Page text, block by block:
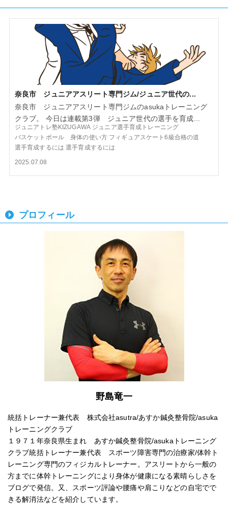
奈良市 ジュニアアスリート専門ジム/ジュニア世代の...
奈良市 ジュニアアスリート専門ジムのasukaトレーニング
クラブ。 今日は連載第3弾 ジュニア世代の選手を育成...
ジュニアトレ塾KIZUGAWA ジュニア選手育成トレーニング
バスケットボール 身体の使い方 フィギュアスケート6級合格の道
選手育成するには 選手育成するには
2025.07.08
プロフィール
野島竜一
統括トレーナー兼代表 株式会社asutra/あすか鍼灸整骨院/asuka
トレーニングクラブ
１９７１年奈良県生まれ あすか鍼灸整骨院/asukaトレーニング
クラブ統括トレーナー兼代表 スポーツ障害専門の治療家/体幹ト
レーニング専門のフィジカルトレーナー。アスリートから一般の
方までに体幹トレーニングにより身体が健康になる素晴らしさを
ブログで発信。又、スポーツ評論や腰痛や肩こりなどの自宅でで
きる解消法などを紹介しています。